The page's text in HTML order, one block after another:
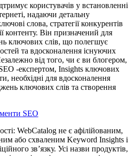
користувачів у встановленні
надаючи детальну
слова, стратегії конкурентів
контенту. Він призначений для
ключових слів, що полегшує
та вдосконалення існуючих
від того, чи є ви блогером,
-експертом, Insights ключових
необхідні для вдосконалення
ключових слів та створення
SEO
WebCatalog не є афілійованим,
або схваленим Keyword Insights і
зв’язку. Усі назви продуктів,